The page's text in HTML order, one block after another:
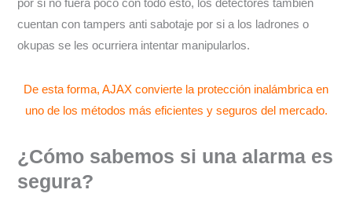
por si no fuera poco con todo esto, los detectores también
cuentan con tampers anti sabotaje por si a los ladrones o
okupas se les ocurriera intentar manipularlos.
De esta forma, AJAX convierte la protección inalámbrica en
uno de los métodos más eficientes y seguros del mercado.
¿Cómo sabemos si una alarma es
segura?